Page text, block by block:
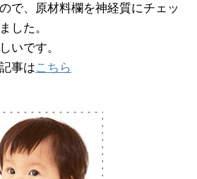
で、原材料欄を神経質にチェッ
した。
いです。
事はこちら